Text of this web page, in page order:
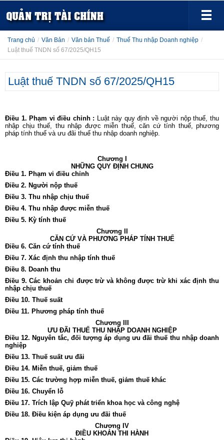
Trang chủ / Văn Bản / Văn bản Thuế / Thuế Thu nhập Doanh nghiệp /
Luật thuế TNDN số 67/2025/QH15
Luật thuế TNDN số 67/2025/QH15
Điều 1. Phạm vi điều chỉnh : Luật này quy định về người nộp thuế, thu
nhập chịu thuế, thu nhập được miễn thuế, căn cứ tính thuế, phương
pháp tính thuế và ưu đãi thuế thu nhập doanh nghiệp.
Chương I
NHỮNG QUY ĐỊNH CHUNG
Điều 1. Phạm vi điều chỉnh
Điều 2. Người nộp thuế
Điều 3. Thu nhập chịu thuế
Điều 4. Thu nhập được miễn thuế
Điều 5. Kỳ tính thuế
Chương II
CĂN CỨ VÀ PHƯƠNG PHÁP TÍNH THUẾ
Điều 6. Căn cứ tính thuế
Điều 7. Xác định thu nhập tính thuế
Điều 8. Doanh thu
Điều 9. Các khoản chi được trừ và không được trừ khi xác định thu
nhập chịu thuế
Điều 10. Thuế suất
Điều 11. Phương pháp tính thuế
Chương III
ƯU ĐÃI THUẾ THU NHẬP DOANH NGHIỆP
Điều 12. Nguyên tắc, đối tượng áp dụng ưu đãi thuế thu nhập doanh
nghiệp
Điều 13. Thuế suất ưu đãi
Điều 14. Miễn thuế, giảm thuế
Điều 15. Các trường hợp miễn thuế, giảm thuế khác
Điều 16. Chuyển lỗ
Điều 17. Trích lập Quỹ phát triển khoa học và công nghệ
Điều 18. Điều kiện áp dụng ưu đãi thuế
Chương IV
ĐIỀU KHOẢN THI HÀNH